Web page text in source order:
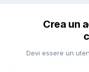
Crea un
Devi essere un